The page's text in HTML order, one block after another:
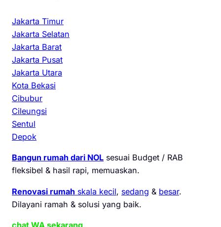
Jakarta Timur
Jakarta Selatan
Jakarta Barat
Jakarta Pusat
Jakarta Utara
Kota Bekasi
Cibubur
Cileungsi
Sentul
Depok
Bangun rumah dari NOL sesuai Budget / RAB
fleksibel & hasil rapi, memuaskan.
Renovasi rumah skala kecil, sedang & besar.
Dilayani ramah & solusi yang baik.
chat WA sekarang